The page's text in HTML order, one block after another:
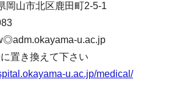
山市北区鹿田町2-5-1
u.ac.jp
換えて下さい
u.ac.jp/medical/